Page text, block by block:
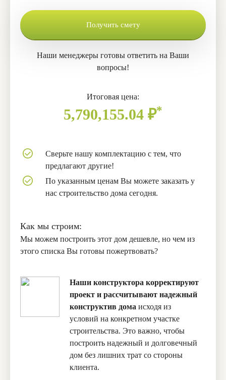
Получить смету
Наши менеджеры готовы ответить на Ваши
вопросы!
Итоговая цена:
5,790,155.04 ₽*
Сверьте нашу комплектацию с тем, что
предлагают другие!
По указанным ценам Вы можете заказать у
нас строительство дома сегодня.
Как мы строим:
Мы можем построить этот дом дешевле, но чем из
этого списка Вы готовы пожертвовать?
Наши конструктора корректируют
проект и рассчитывают надежный
конструктив дома исходя из
условий на конкретном участке
строительства. Это важно, чтобы
построить надежный и долговечный
дом без лишних трат со стороны
клиента.